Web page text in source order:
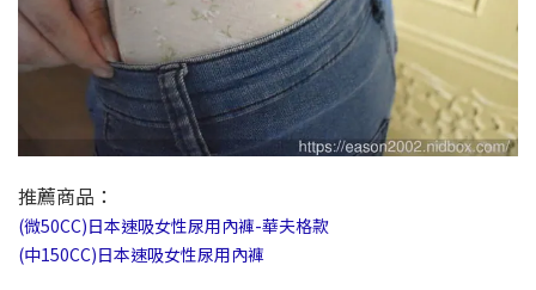
推薦商品：
(微50CC)日本速吸女性尿用內褲-華夫格款
(中150CC)日本速吸女性尿用內褲